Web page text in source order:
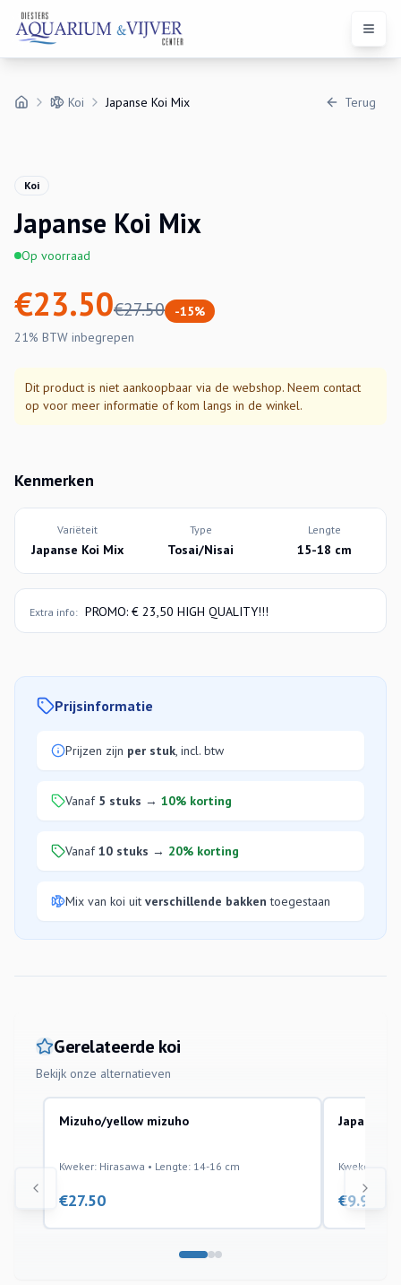
Open
Koi Japanse Koi Mix Terug
Koi
Japanse Koi Mix
Op voorraad
€23.50€27.50 -15%
21% BTW inbegrepen
Dit product is niet aankoopbaar via de webshop. Neem contact
op voor meer informatie of kom langs in de winkel.
Kenmerken
Variëteit
Japanse Koi Mix
Type
Tosai/Nisai
Lengte
15-18 cm
Extra info: PROMO: € 23,50 HIGH QUALITY!!!
Prijsinformatie
Prijzen zijn per stuk, incl. btw
Vanaf 5 stuks → 10% korting
Vanaf10 stuks → 20% korting
Mix van koi uit verschillende bakken toegestaan
Gerelateerde koi
Bekijk onze alternatieven
Mizuho/yellow mizuho
Kweker: Hirasawa • Lengte: 14-16 cm
€27.50
Japanse
Kweker:
€9.95